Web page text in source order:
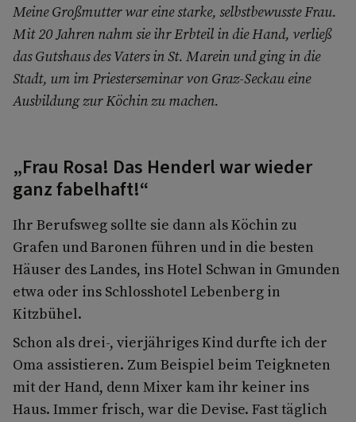
Meine Großmutter war eine starke, selbstbewusste Frau.
Mit 20 Jahren nahm sie ihr Erbteil in die Hand, verließ
das Gutshaus des Vaters in St. Marein und ging in die
Stadt, um im Priesterseminar von Graz-Seckau eine
Ausbildung zur Köchin zu machen.
„Frau Rosa! Das Henderl war wieder
ganz fabelhaft!“
Ihr Berufsweg sollte sie dann als Köchin zu
Grafen und Baronen führen und in die besten
Häuser des Landes, ins Hotel Schwan in Gmunden
etwa oder ins Schlosshotel Lebenberg in
Kitzbühel.
Schon als drei-, vierjähriges Kind durfte ich der
Oma assistieren. Zum Beispiel beim Teigkneten
mit der Hand, denn Mixer kam ihr keiner ins
Haus. Immer frisch, war die Devise. Fast täglich